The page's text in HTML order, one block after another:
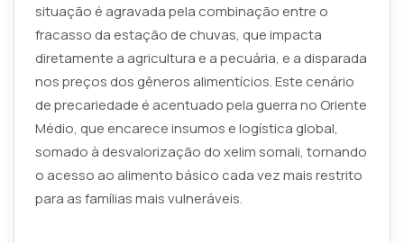
situação é agravada pela combinação entre o
fracasso da estação de chuvas, que impacta
diretamente a agricultura e a pecuária, e a disparada
nos preços dos gêneros alimentícios. Este cenário
de precariedade é acentuado pela guerra no Oriente
Médio, que encarece insumos e logística global,
somado à desvalorização do xelim somali, tornando
o acesso ao alimento básico cada vez mais restrito
para as famílias mais vulneráveis.